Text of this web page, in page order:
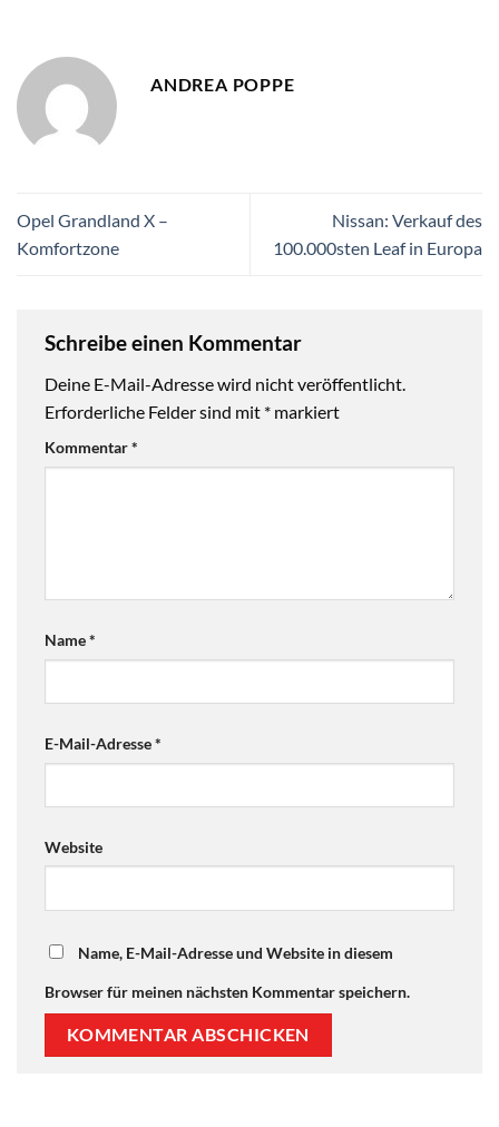
ANDREA POPPE
Opel Grandland X –
Komfortzone
Nissan: Verkauf des
100.000sten Leaf in Europa
Schreibe einen Kommentar
Deine E-Mail-Adresse wird nicht veröffentlicht.
Erforderliche Felder sind mit * markiert
Kommentar*
Name*
E-Mail-Adresse*
Website
Name, E-Mail-Adresse und Website in diesem
Browser für meinen nächsten Kommentar speichern.